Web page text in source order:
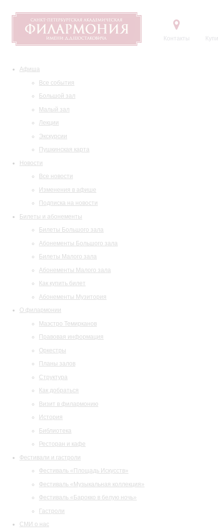
Контакты
Афиша
Все события
Большой зал
Малый зал
Лекции
Экскурсии
Пушкинская карта
Новости
Все новости
Изменения в афише
Подписка на новости
Билеты и абонементы
Билеты Большого зала
Абонементы Большого зала
Билеты Малого зала
Абонементы Малого зала
Как купить билет
Абонементы Музитория
О филармонии
Маэстро Темирканов
Правовая информация
Оркестры
Планы залов
Структура
Как добраться
Визит в филармонию
История
Библиотека
Ресторан и кафе
Фестивали и гастроли
Фестиваль «Площадь Искусств»
Фестиваль «Музыкальная коллекция»
Фестиваль «Барокко в белую ночь»
Гастроли
СМИ о нас